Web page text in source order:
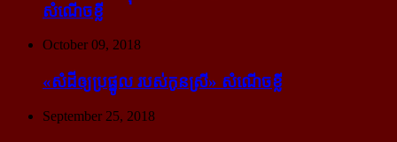
សំណើចខ្លី
October 09, 2018
«សំដី​ឲ្យ​ប្រផ្នូល របស់​កូនស្រី» សំណើចខ្លី
September 25, 2018